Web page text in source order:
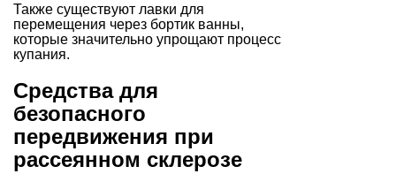
Также существуют лавки для
перемещения через бортик ванны,
которые значительно упрощают процесс
купания.
Средства для
безопасного
передвижения при
рассеянном склерозе